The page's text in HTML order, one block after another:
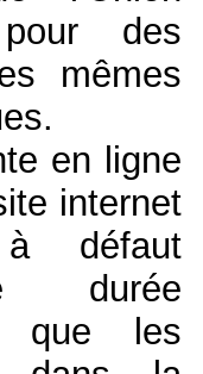
des
mêmes
en ligne
internet
défaut
durée
que les